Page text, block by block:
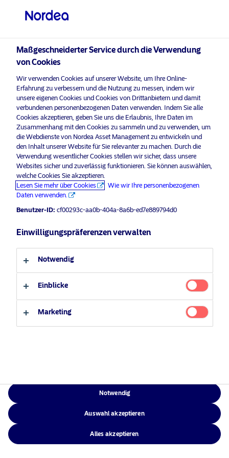
Bitte wählen Sie Ihr Anlegerprofil
aus
Land
Luxemburg
Sprache
Deutsch
Privater Anleger
Nordea Asset Management ist einer der größten Asset
Manager in den nordischen Ländern und verfügt über
eine globale Präsenz in Europa, Amerika und Asien.
Risikohinweise
Home
Über uns
Verantwortungsbewusste
Investments
News
Kontakt
Datenschutzerklärung
Zugänglichkeit
©2026 – Nordea Asset Management – alle Rechte vorbehalten
Maßgeschneiderter Service durch die Verwendung
von Cookies
Wir verwenden Cookies auf unserer Website, um Ihre Online-
Erfahrung zu verbessern und die Nutzung zu messen, indem wir
unsere eigenen Cookies und Cookies von Drittanbietern und damit
verbundenen personenbezogenen Daten verwenden. Indem Sie alle
Cookies akzeptieren, geben Sie uns die Erlaubnis, Ihre Daten im
Zusammenhang mit den Cookies zu sammeln und zu verwenden, um
die Webdienste von Nordea Asset Management zu entwickeln und
den Inhalt unserer Website für Sie relevanter zu machen. Durch die
Verwendung wesentlicher Cookies stellen wir sicher, dass unsere
Websites sicher und zuverlässig funktionieren. Sie können auswählen,
welche Cookies Sie akzeptieren.
Lesen Sie mehr über Cookies
Wie wir Ihre personenbezogenen
Daten verwenden.
Benutzer-ID: cf00293c-aa0b-404a-8a6b-ed7e889794d0
Einwilligungspräferenzen verwalten
Notwendig
Einblicke
Marketing
Notwendig
Auswahl akzeptieren
Alles akzeptieren